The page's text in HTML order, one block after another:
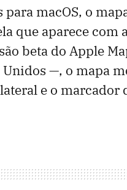
para macOS, o
que aparece
beta do Apple
Unidos —, o mapa
e o marcador